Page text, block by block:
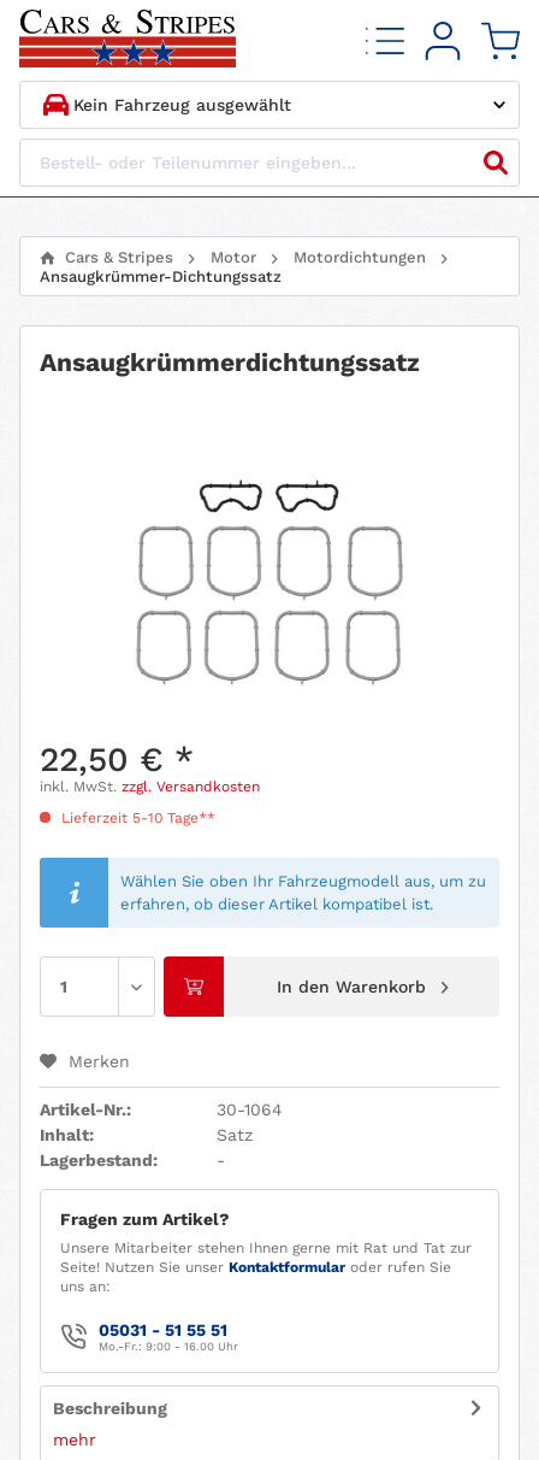
1. HERSTELLER
3. BAUJAHR
4. MOTORTYP
Cars & Stripes Motor
Motordichtungen
Ansaugkrümmer-Dichtungssatz
Ansaugkrümmerdichtungssatz
22,50 € *
inkl. MwSt. zzgl. Versandkosten
Lieferzeit 5-10 Tage**
Wählen Sie oben Ihr Fahrzeugmodell aus, um zu
erfahren, ob dieser Artikel kompatibel ist.
In den Warenkorb
Merken
Artikel-Nr.:
30-1064
Inhalt:
Satz
Lagerbestand:
-
Fragen zum Artikel?
Unsere Mitarbeiter stehen Ihnen gerne mit Rat und Tat zur
Seite! Nutzen Sie unser Kontaktformular oder rufen Sie
uns an:
05031 - 51 55 51
Mo.-Fr.: 9:00 - 16.00 Uhr
Beschreibung
mehr